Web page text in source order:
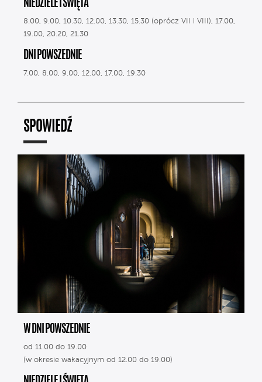
NIEDZIELE I ŚWIĘTA
8.00, 9.00, 10.30, 12.00, 13.30, 15.30 (oprócz VII i VIII), 17.00,
19.00, 20.20, 21.30
DNI POWSZEDNIE
7.00, 8.00, 9.00, 12.00, 17.00, 19.30
SPOWIEDŹ
W DNI POWSZEDNIE
od 11.00 do 19.00
(w okresie wakacyjnym od 12.00 do 19.00)